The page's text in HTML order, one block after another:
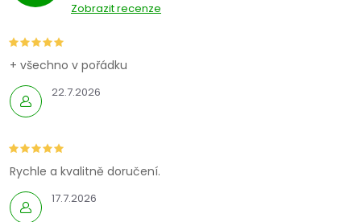
Zobrazit recenze
22.7.2026
+ všechno v pořádku
17.7.2026
Rychle a kvalitně doručení.